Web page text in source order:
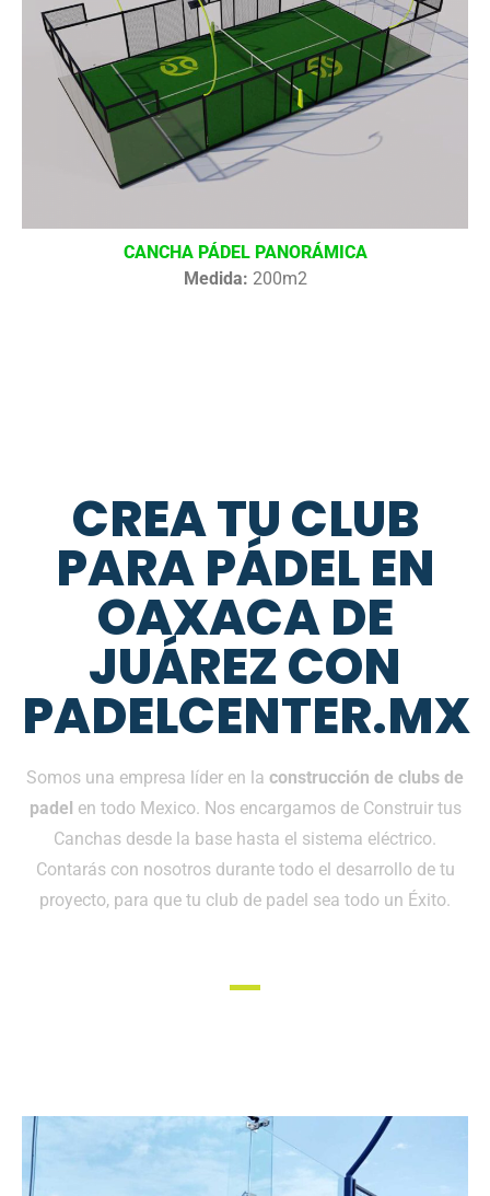
CANCHA PÁDEL PANORÁMICA
Medida: 200m2
CREA TU CLUB
PARA PÁDEL EN
OAXACA DE
JUÁREZ CON
PADELCENTER.MX
Somos una empresa líder en la construcción de clubs de
padel en todo Mexico. Nos encargamos de Construir tus
Canchas desde la base hasta el sistema eléctrico.
Contarás con nosotros durante todo el desarrollo de tu
proyecto, para que tu club de padel sea todo un Éxito.